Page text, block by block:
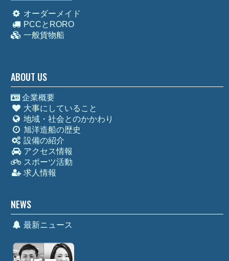
オーダーメイド
PCCとRORO
一般貨物船
ABOUT US
企業概要
大事にしていること
地域・社会とのかかわり
旭洋造船の歴史
設備の紹介
アクセス情報
スポーツ活動
求人情報
NEWS
最新ニュース